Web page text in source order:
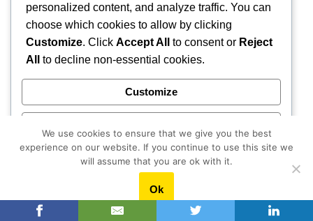
August 2026
July 2026
June 2026
April 2026
March 2026
December 2025
personalized content, and analyze traffic. You can
choose which cookies to allow by clicking
Customize. Click Accept All to consent or Reject
All
to decline non-essential cookies.
Customize
Accept All
We use cookies to ensure that we give you the best
experience on our website. If you continue to use this site we
will assume that you are ok with it.
Ok